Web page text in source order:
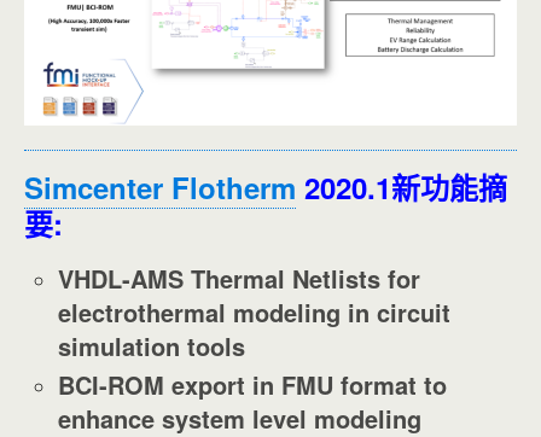
Simcenter Flotherm 2020.1新功能摘
要:
VHDL-AMS Thermal Netlists for
electrothermal modeling in circuit
simulation tools
BCI-ROM export in FMU format to
enhance system level modeling